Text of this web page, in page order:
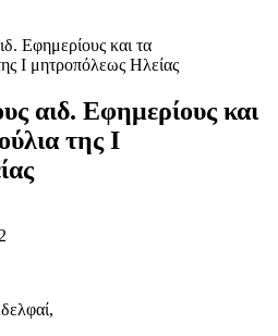
Εφημερίους και τα
Ι μητροπόλεως Ηλείας
αιδ. Εφημερίους και
της Ι